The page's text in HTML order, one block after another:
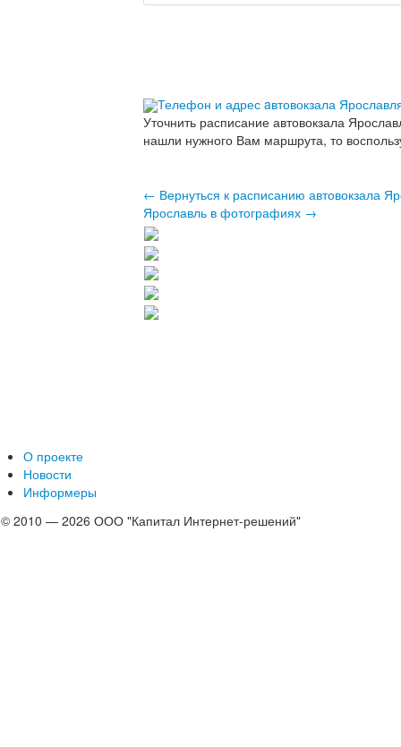
Телефон и адрес aвтовокзала
Уточнить расписание автовокзала
нашли нужного Вам маршрута, то
← Вернуться к расписанию автовокзала
Ярославль в фотографиях →
О проекте
Новости
Информеры
© 2010 — 2026 ООО "Капитал Интернет-решений"